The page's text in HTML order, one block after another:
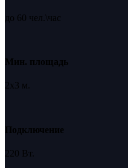
до 60 чел.\час
Мин. площадь
2х3 м.
Подключение
220 Вт.